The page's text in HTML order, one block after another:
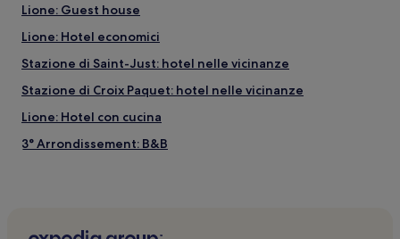
Lione: Guest house
Lione: Hotel economici
Stazione di Saint-Just: hotel nelle vicinanze
Stazione di Croix Paquet: hotel nelle vicinanze
Lione: Hotel con cucina
3° Arrondissement: B&B